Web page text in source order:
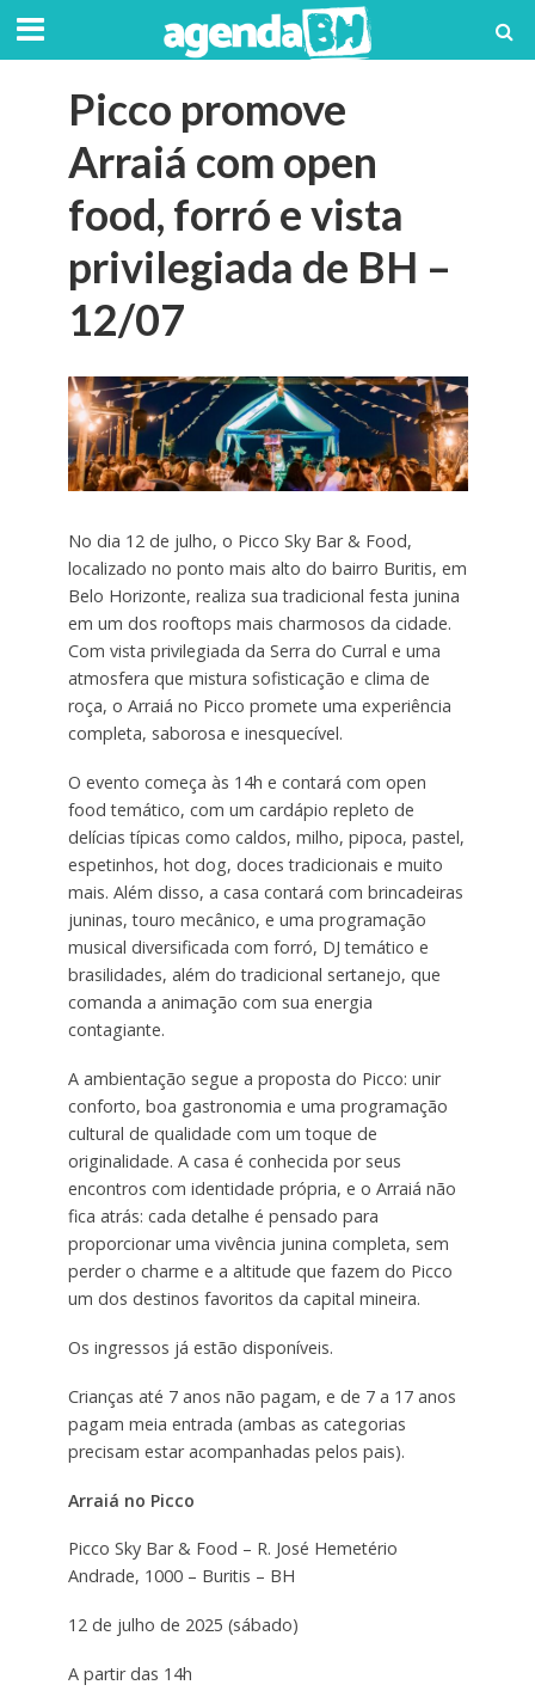
Picco promove
Arraiá com open
food, forró e vista
privilegiada de BH –
12/07
No dia 12 de julho, o Picco Sky Bar & Food,
localizado no ponto mais alto do bairro Buritis, em
Belo Horizonte, realiza sua tradicional festa junina
em um dos rooftops mais charmosos da cidade.
Com vista privilegiada da Serra do Curral e uma
atmosfera que mistura sofisticação e clima de
roça, o Arraiá no Picco promete uma experiência
completa, saborosa e inesquecível.
O evento começa às 14h e contará com open
food temático, com um cardápio repleto de
delícias típicas como caldos, milho, pipoca, pastel,
espetinhos, hot dog, doces tradicionais e muito
mais. Além disso, a casa contará com brincadeiras
juninas, touro mecânico, e uma programação
musical diversificada com forró, DJ temático e
brasilidades, além do tradicional sertanejo, que
comanda a animação com sua energia
contagiante.
A ambientação segue a proposta do Picco: unir
conforto, boa gastronomia e uma programação
cultural de qualidade com um toque de
originalidade. A casa é conhecida por seus
encontros com identidade própria, e o Arraiá não
fica atrás: cada detalhe é pensado para
proporcionar uma vivência junina completa, sem
perder o charme e a altitude que fazem do Picco
um dos destinos favoritos da capital mineira.
Os ingressos já estão disponíveis.
Crianças até 7 anos não pagam, e de 7 a 17 anos
pagam meia entrada (ambas as categorias
precisam estar acompanhadas pelos pais).
Arraiá no Picco
Picco Sky Bar & Food – R. José Hemetério
Andrade, 1000 – Buritis – BH
12 de julho de 2025 (sábado)
A partir das 14h